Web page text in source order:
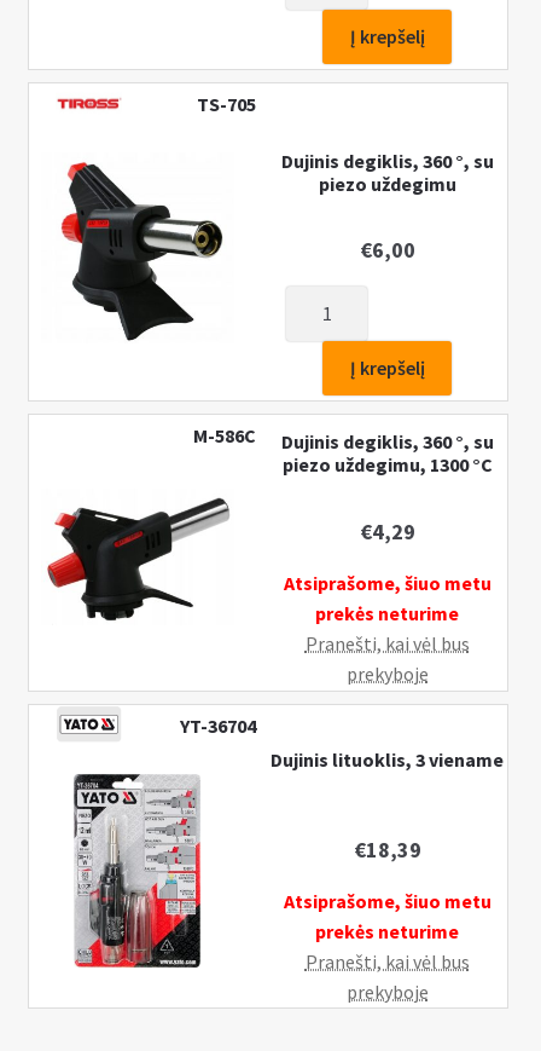
degiklis
Į krepšelį
TS-705
Dujinis degiklis, 360 °, su
piezo uždegimu
€6,00
degiklis,
360
°,
su
uždegimu
Į krepšelį
M-586C
Dujinis degiklis, 360 °, su
piezo uždegimu, 1300 °C
€4,29
Atsiprašome, šiuo metu
prekės neturime
Pranešti, kai vėl bus
prekyboje
YT-36704
Dujinis lituoklis, 3 viename
€18,39
Atsiprašome, šiuo metu
prekės neturime
Pranešti, kai vėl bus
prekyboje